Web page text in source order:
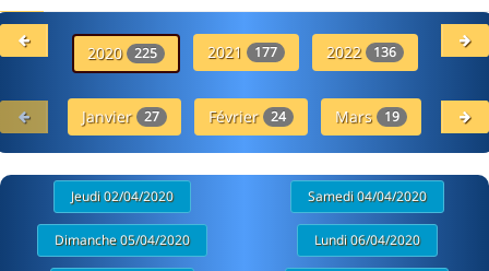
2020 225 2021 177 2022 136
Janvier 27 Février 24 Mars 19
Jeudi 02/04/2020 Samedi 04/04/2020
Dimanche 05/04/2020 Lundi 06/04/2020